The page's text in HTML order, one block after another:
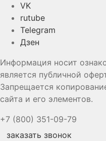
VK
rutube
Telegram
Дзен
Информация носит
является публичной
Запрещается
сайта и его элементов.
+7 (800) 351-09-79
заказать звонок